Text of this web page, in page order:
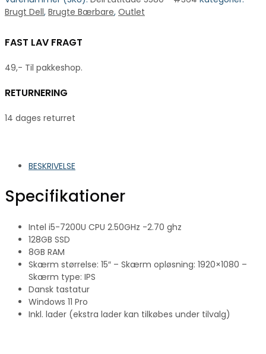
Brugt Dell, Brugte Bærbare, Outlet
FAST LAV FRAGT
49,- Til pakkeshop.
RETURNERING
14 dages returret
BESKRIVELSE
Specifikationer
Intel i5-7200U CPU 2.50GHz -2.70 ghz
128GB SSD
8GB RAM
Skærm størrelse: 15″ – Skærm opløsning: 1920×1080 –
Skærm type: IPS
Dansk tastatur
Windows 11 Pro
Inkl. lader (ekstra lader kan tilkøbes under tilvalg)